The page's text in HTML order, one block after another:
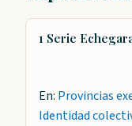
1 Serie
En: Provincias
Identidad